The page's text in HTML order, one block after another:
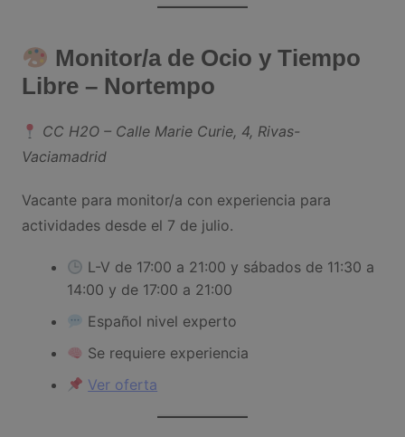
Monitor/a de Ocio y Tiempo
Libre – Nortempo
CC H2O – Calle Marie Curie, 4, Rivas-
Vaciamadrid
Vacante para monitor/a con experiencia para
actividades desde el 7 de julio.
L-V de 17:00 a 21:00 y sábados de 11:30 a
14:00 y de 17:00 a 21:00
Español nivel experto
Se requiere experiencia
Ver oferta